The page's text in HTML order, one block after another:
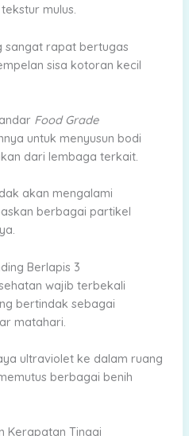
mulus.
sangat rapat bertugas
sisa kotoran kecil
Food Grade
untuk menyusun bodi
dari lembaga terkait.
akan mengalami
berbagai partikel
Berlapis 3
wajib terbekali
bertindak sebagai
matahari.
ultraviolet ke dalam ruang
berbagai benih
Kerapatan Tinggi